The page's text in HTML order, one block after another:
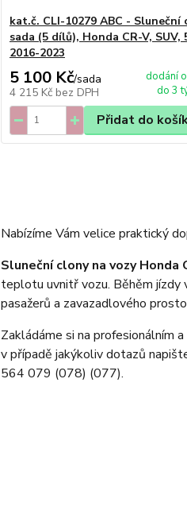
kat.č. CLI-10279 ABC - Sluneční
sada (5 dílů), Honda CR-V, SUV,
2016-2023
5 100 Kč/sada
4 215 Kč bez DPH
dodání
do 3
Přidat do
Nabízíme Vám velice praktický
Sluneční clony na vozy Honda
teplotu uvnitř vozu. Běhěm jízdy
pasažerů a zavazadlového
Zakládáme si na profesionálním
v případě jakýkoliv dotazů
564 079 (078) (077).